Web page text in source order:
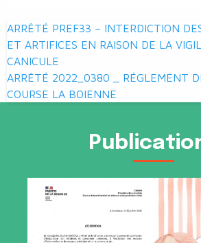
Navigation
de
l’article
ARRÊTÉ PREF33 – INTERDICTION
ET ARTIFICES EN RAISON DE LA
CANICULE
ARRÊTÉ 2022_0380 _ RÉGLEMENT
COURSE LA BOIENNE